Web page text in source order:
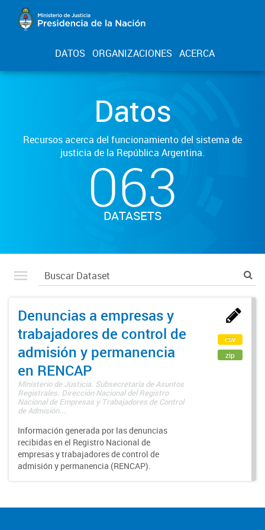
DATOS ORGANIZACIONES ACERCA
Datos
Recursos acerca del funcionamiento del sistema de
justicia de la República Argentina.
063
DATASETS
Denuncias a empresas y
trabajadores de control de
admisión y permanencia
en RENCAP
Ministerio de Justicia. Subsecretaría de Asuntos
Registrales. Dirección Nacional del Registro
Nacional de Empresas y Trabajadores de Control
de Admisión...
Información generada por las denuncias
recibidas en el Registro Nacional de
empresas y trabajadores de control de
admisión y permanencia (RENCAP).
csv
zip